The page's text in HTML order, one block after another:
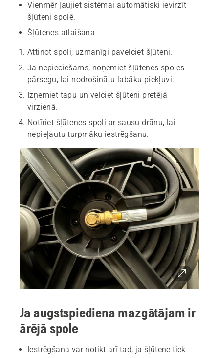
Vienmēr ļaujiet sistēmai automātiski ievirzīt
šļūteni spolē.
Šļūtenes atlaišana
Attinot spoli, uzmanīgi pavelciet šļūteni.
Ja nepieciešams, noņemiet šļūtenes spoles
pārsegu, lai nodrošinātu labāku piekļuvi.
Izņemiet tapu un velciet šļūteni pretējā
virzienā.
Notīriet šļūtenes spoli ar sausu drānu, lai
nepieļautu turpmāku iestrēgšanu.
Ja augstspiediena mazgātājam ir
ārējā spole
Iestrēgšana var notikt arī tad, ja šļūtene tiek